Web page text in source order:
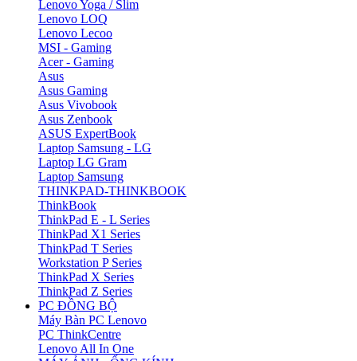
Lenovo Yoga / Slim
Lenovo LOQ
Lenovo Lecoo
MSI - Gaming
Acer - Gaming
Asus
Asus Gaming
Asus Vivobook
Asus Zenbook
ASUS ExpertBook
Laptop Samsung - LG
Laptop LG Gram
Laptop Samsung
THINKPAD-THINKBOOK
ThinkBook
ThinkPad E - L Series
ThinkPad X1 Series
ThinkPad T Series
Workstation P Series
ThinkPad X Series
ThinkPad Z Series
PC ĐỒNG BỘ
Máy Bàn PC Lenovo
PC ThinkCentre
Lenovo All In One